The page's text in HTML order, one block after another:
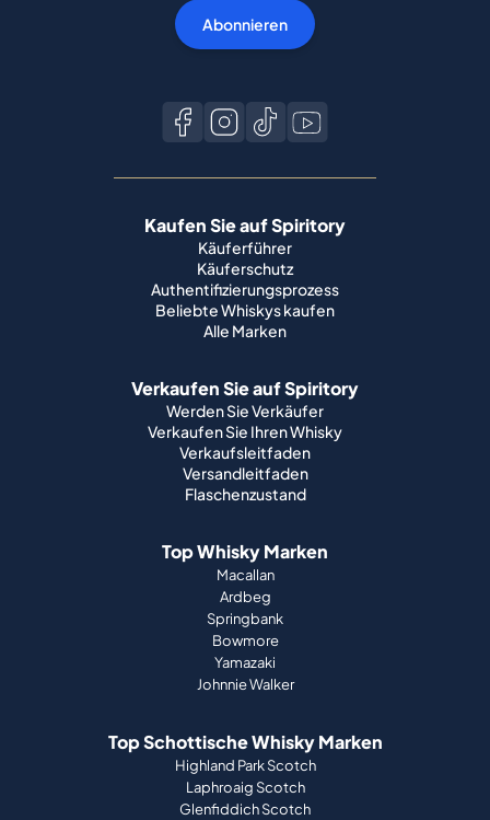
Abonnieren
Kaufen Sie auf Spiritory
Käuferführer
Käuferschutz
Authentifizierungsprozess
Beliebte Whiskys kaufen
Alle Marken
Verkaufen Sie auf Spiritory
Werden Sie Verkäufer
Verkaufen Sie Ihren Whisky
Verkaufsleitfaden
Versandleitfaden
Flaschenzustand
Top Whisky Marken
Macallan
Ardbeg
Springbank
Bowmore
Yamazaki
Johnnie Walker
Top Schottische Whisky Marken
Highland Park Scotch
Laphroaig Scotch
Glenfiddich Scotch